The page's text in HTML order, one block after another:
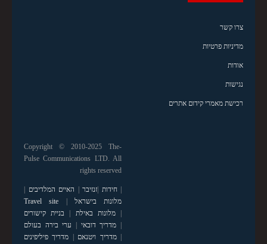
צרו קשר
מדיניות פרטיות
אודות
נגישות
רכישת מאמרי קידום אתרים
Copyright © 2010-2025 The-
Pulse Communications LTD. All
rights reserved
|חידות זנזיבר האיים המלדיבים
מלונות בישראל
Travel site
|מלונות באילת
בניית קישורים
מדריך דובאי
ערי בירה בעולם
|מדריך ויטנאם
מדריך פיליפינים